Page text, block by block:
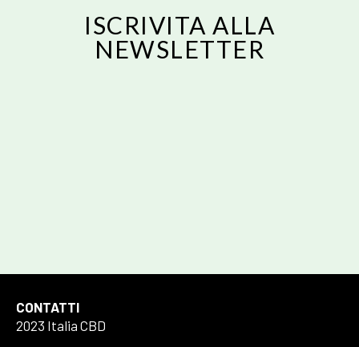
ISCRIVITA ALLA
NEWSLETTER
CONTATTI
2023 Italia CBD